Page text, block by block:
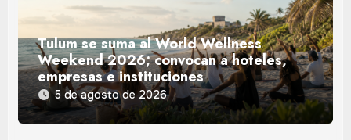
Tulum se suma al World Wellness
Weekend 2026; convocan a hoteles,
empresas e instituciones
5 de agosto de 2026